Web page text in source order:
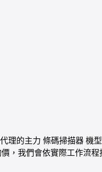
理的主力 條碼掃描器
，我們會依實際工作流程